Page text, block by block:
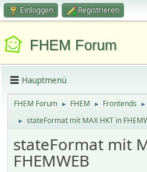
Einloggen Registrieren
FHEM Forum
Hauptmenü
FHEM Forum ► FHEM ► Frontends ►
► stateFormat mit MAX HKT in
stateFormat mit
FHEMWEB